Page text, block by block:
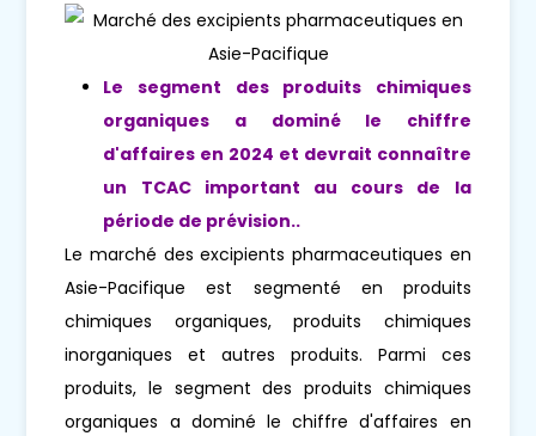
Le segment des produits chimiques
organiques a dominé le chiffre
d'affaires en 2024 et devrait connaître
un TCAC important au cours de la
période de prévision..
Le marché des excipients pharmaceutiques en
Asie-Pacifique est segmenté en produits
chimiques organiques, produits chimiques
inorganiques et autres produits. Parmi ces
produits, le segment des produits chimiques
organiques a dominé le chiffre d'affaires en